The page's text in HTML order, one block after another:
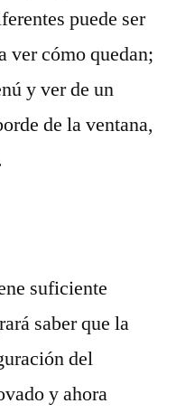
puede ser
ver cómo quedan;
y ver de un
de la ventana,
suficiente
saber que la
del
y ahora